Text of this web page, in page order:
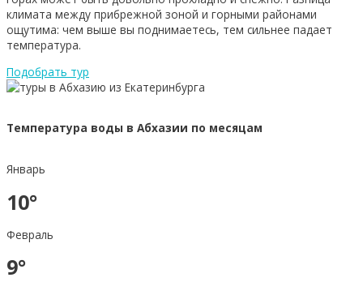
климата между прибрежной зоной и горными районами
ощутима: чем выше вы поднимаетесь, тем сильнее падает
температура.
Подобрать тур
Температура воды в Абхазии по месяцам
Январь
10°
Февраль
9°